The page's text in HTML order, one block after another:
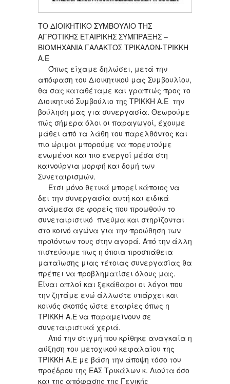
ΤΟ ΔΙΟΙΚΗΤΙΚΟ ΣΥΜΒΟΥΛΙΟ ΤΗΣ
ΑΓΡΟΤΙΚΗΣ ΕΤΑΙΡΙΚΗΣ ΣΥΜΠΡΑΞΗΣ –
ΒΙΟΜΗΧΑΝΙΑ ΓΑΛΑΚΤΟΣ ΤΡΙΚΑΛΩΝ-ΤΡΙΚΚΗ
Α.Ε
Όπως είχαμε δηλώσει, μετά την
απόφαση του Διοικητικού μας Συμβουλίου,
θα σας καταθέταμε και γραπτώς προς το
Διοικητικό Συμβούλιο της ΤΡΙΚΚΗ Α.Ε την
βούληση μας για συνεργασία. Θεωρούμε
πώς σήμερα όλοι οι παραγωγοί, έχουμε
μάθει από τα λάθη του παρελθόντος και
πιο ώριμοι μπορούμε να πορευτούμε
ενωμένοι και πιο ενεργοί μέσα στη
καινούργια μορφή και δομή των
Συνεταιρισμών.
Έτσι μόνο θετικά μπορεί κάποιος να
δει την συνεργασία αυτή και ειδικά
ανάμεσα σε φορείς που προωθούν το
συνεταιριστικό πνεύμα και στηρίζονται
στο κοινό αγώνα για την προώθηση των
προϊόντων τους στην αγορά. Από την άλλη
πιστεύουμε πως η όποια προσπάθεια
ματαίωσης μιας τέτοιας συνεργασίας θα
πρέπει να προβληματίσει όλους μας.
Είναι απλοί και ξεκάθαροι οι λόγοι που
την ζητάμε ενώ άλλωστε υπάρχει και
κοινός σκοπός ώστε εταιρίες όπως η
ΤΡΙΚΚΗ Α.Ε να παραμείνουν σε
συνεταιριστικά χεριά.
Από την στιγμή που κρίθηκε αναγκαία η
αύξηση του μετοχικού κεφαλαίου της
ΤΡΙΚΚΗ Α.Ε με βάση την άποψη τόσο του
προέδρου της ΕΑΣ Τρικάλων κ. Λιούτα όσο
και της απόφασης της Γενικής